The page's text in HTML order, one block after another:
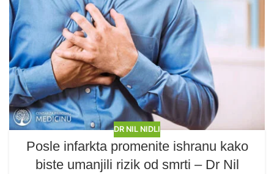
DR NIL NIDLI
Posle infarkta promenite ishranu kako
biste umanjili rizik od smrti – Dr Nil